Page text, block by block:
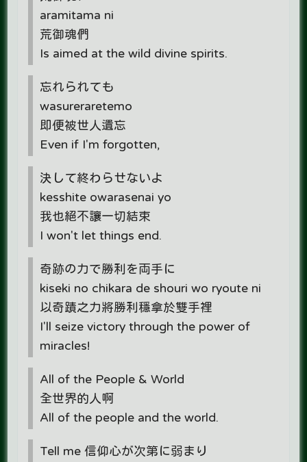
aramitama ni
荒御魂們
Is aimed at the wild divine spirits.
忘れられても
wasureraretemo
即便被世人遺忘
Even if I'm forgotten,
決して終わらせないよ
kesshite owarasenai yo
我也絕不讓一切結束
I won't let things end.
奇跡の力で勝利を両手に
kiseki no chikara de shouri wo ryoute ni
以奇蹟之力將勝利穩拿於雙手裡
I'll seize victory through the power of
miracles!
All of the People & World
全世界的人啊
All of the people and the world.
Tell me 信仰心が次第に弱まり